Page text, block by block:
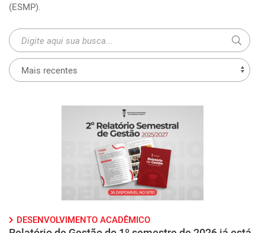
(ESMP).
DESENVOLVIMENTO ACADÊMICO